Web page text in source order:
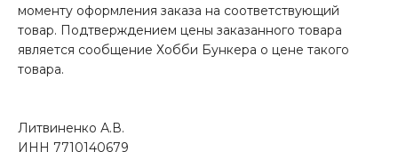
моменту оформления заказа на соответствующий
товар. Подтверждением цены заказанного товара
является сообщение Хобби Бункера о цене такого
товара.
Литвиненко А.В.
ИНН 7710140679